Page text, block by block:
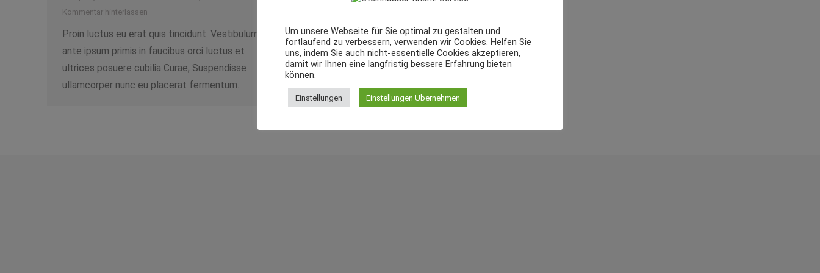
Kommentar hinterlassen
Proin luctus eu erat quis tincidunt. Vestibulum
ante ipsum primis in faucibus orci luctus et
ultrices posuere cubilia Curae; Suspendisse
ullamcorper nunc eu placerat fermentum.
Um unsere Webseite für Sie optimal zu gestalten und
fortlaufend zu verbessern, verwenden wir Cookies. Helfen Sie
uns, indem Sie auch nicht-essentielle Cookies akzeptieren,
damit wir Ihnen eine langfristig bessere Erfahrung bieten
können.
Einstellungen Einstellungen Übernehmen